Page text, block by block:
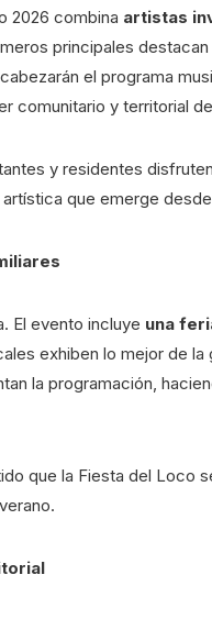
2026 combina artistas
principales
el programa
comunitario y territorial
y residentes
que emerge
El evento incluye una
exhiben lo mejor de la
la programación,
que la Fiesta del Loco